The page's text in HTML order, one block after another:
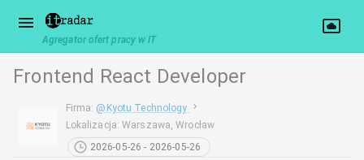
Agregator ofert pracy w IT
Frontend React Developer
Firma: @ Kyotu Technology
Lokalizacja:Warszawa, Wrocław
2026-05-26 - 2026-05-26